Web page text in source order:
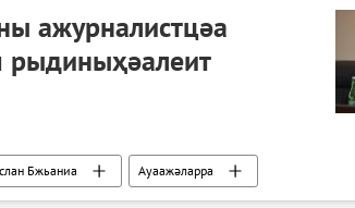
ажурналистцәа
рыдиныҳәалеит
Бжьаниа Ауаажәларра